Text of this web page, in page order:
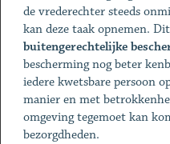
de vrederechter steeds
kan deze taak opnemen.
buitengerechtelijke
bescherming nog beter
iedere kwetsbare persoon
manier en met
omgeving tegemoet kan
bezorgdheden.